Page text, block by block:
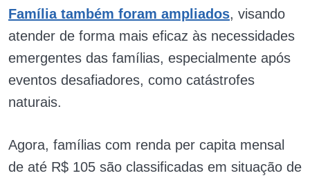
Família também foram ampliados, visando
atender de forma mais eficaz às necessidades
emergentes das famílias, especialmente após
eventos desafiadores, como catástrofes
naturais.
Agora, famílias com renda per capita mensal
de até R$ 105 são classificadas em situação de